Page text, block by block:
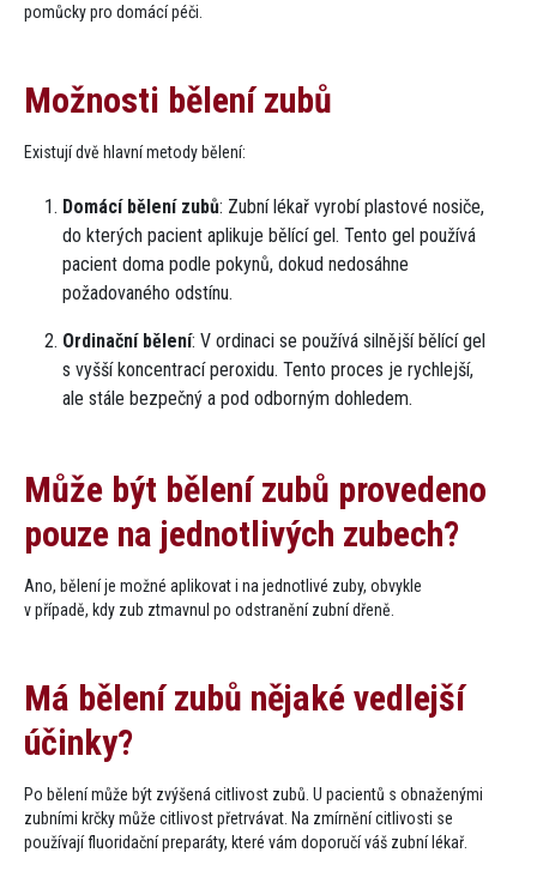
pomůcky pro domácí péči.
Možnosti bělení zubů
Existují dvě hlavní metody bělení:
Domácí bělení zubů: Zubní lékař vyrobí plastové nosiče,
do kterých pacient aplikuje bělící gel. Tento gel používá
pacient doma podle pokynů, dokud nedosáhne
požadovaného odstínu.
Ordinační bělení: V ordinaci se používá silnější bělící gel
s vyšší koncentrací peroxidu. Tento proces je rychlejší,
ale stále bezpečný a pod odborným dohledem.
Může být bělení zubů provedeno
pouze na jednotlivých zubech​?
Ano, bělení je možné aplikovat i na jednotlivé zuby, obvykle
v případě, kdy zub ztmavnul po odstranění zubní dřeně.
Má bělení zubů nějaké vedlejší
účinky​?
Po bělení může být zvýšená citlivost zubů. U pacientů s obnaženými
zubními krčky může citlivost přetrvávat. Na zmírnění citlivosti se
používají fluoridační preparáty, které vám doporučí váš zubní lékař.